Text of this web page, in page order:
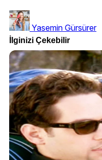
Yasemin Gürsürer